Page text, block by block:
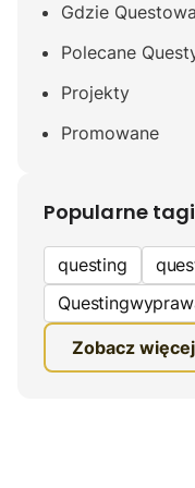
Gdzie
Polecane
Projekty
Promowane
Popularne tagi
questing
edukacyjna gra
fundacja
Zobacz więcej